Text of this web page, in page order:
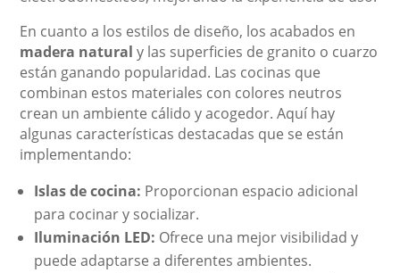
En cuanto a los estilos de diseño, los acabados en
madera natural y las superficies de granito o cuarzo
están ganando popularidad. Las cocinas que
combinan estos materiales con colores neutros
crean un ambiente cálido y acogedor. Aquí hay
algunas características destacadas que se están
implementando:
Islas de cocina: Proporcionan espacio adicional
para cocinar y socializar.
Iluminación LED: Ofrece una mejor visibilidad y
puede adaptarse a diferentes ambientes.